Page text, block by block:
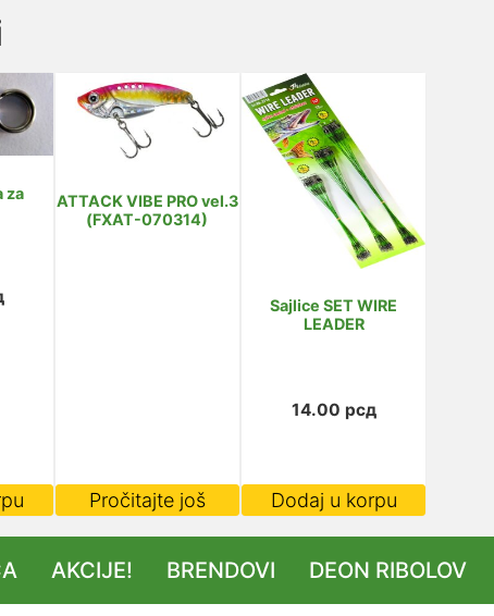
za
ATTACK VIBE PRO vel.3
(FXAT-070314)
Pročitajte još
Sajlice SET WIRE
LEADER
14.00 рсд
Dodaj u korpu
AKCIJE! BRENDOVI DEON RIBOLOV